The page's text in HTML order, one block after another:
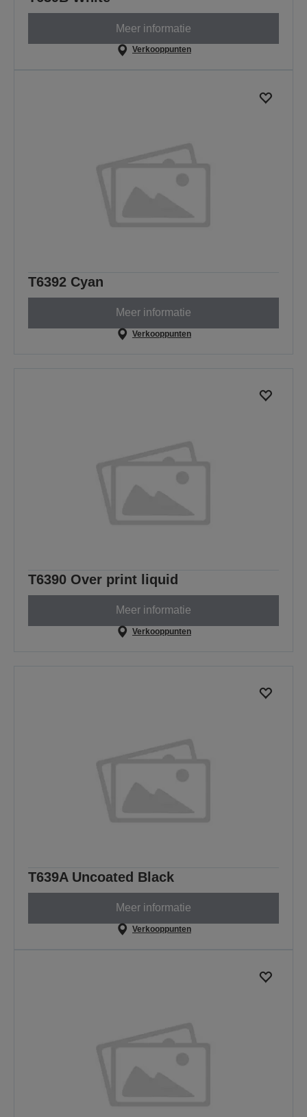
Meer informatie
Verkooppunten
T6392 Cyan
Meer informatie
Verkooppunten
T6390 Over print liquid
Meer informatie
Verkooppunten
T639A Uncoated Black
Meer informatie
Verkooppunten